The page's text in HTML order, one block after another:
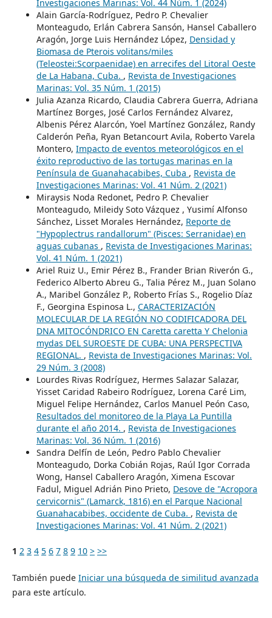
Investigaciones Marinas: Vol. 44 Núm. 1 (2024)
Alain García-Rodríguez, Pedro P. Chevalier
Monteagudo, Erlán Cabrera Sansón, Hansel Caballero
Aragón, Jorge Luis Hernández López, Densidad y
Biomasa de Pterois volitans/miles
(Teleostei:Scorpaenidae) en arrecifes del Litoral Oeste
de La Habana, Cuba. , Revista de Investigaciones
Marinas: Vol. 35 Núm. 1 (2015)
Julia Azanza Ricardo, Claudia Cabrera Guerra, Adriana
Martínez Borges, José Carlos Fernández Alvarez,
Albenis Pérez Alarcón, Yoel Martínez González, Randy
Calderón Peña, Ryan Betancourt Avila, Roberto Varela
Montero, Impacto de eventos meteorológicos en el
éxito reproductivo de las tortugas marinas en la
Península de Guanahacabibes, Cuba , Revista de
Investigaciones Marinas: Vol. 41 Núm. 2 (2021)
Miraysis Noda Redonet, Pedro P. Chevalier
Monteagudo, Mileidy Soto Vázquez , Yusimí Alfonso
Sánchez, Lisset Morales Hernández, Reporte de
"Hypoplectrus randallorum" (Pisces: Serranidae) en
aguas cubanas , Revista de Investigaciones Marinas:
Vol. 41 Núm. 1 (2021)
Ariel Ruiz U., Emir Pérez B., Frander Brian Riverón G.,
Federico Alberto Abreu G., Talia Pérez M., Juan Solano
A., Maribel González P., Roberto Frías S., Rogelio Díaz
F., Georgina Espinosa L., CARACTERIZACIÓN
MOLECULAR DE LA REGIÓN NO CODIFICADORA DEL
DNA MITOCÓNDRICO EN Caretta caretta Y Chelonia
mydas DEL SUROESTE DE CUBA: UNA PERSPECTIVA
REGIONAL. , Revista de Investigaciones Marinas: Vol.
29 Núm. 3 (2008)
Lourdes Rivas Rodríguez, Hermes Salazar Salazar,
Yisset Caridad Rabeiro Rodríguez, Lorena Caré Lim,
Miguel Felipe Hernández, Carlos Manuel Peón Caso,
Resultados del monitoreo de la Playa La Puntilla
durante el año 2014. , Revista de Investigaciones
Marinas: Vol. 36 Núm. 1 (2016)
Sandra Delfín de León, Pedro Pablo Chevalier
Monteagudo, Dorka Cobián Rojas, Raúl Igor Corrada
Wong, Hansel Caballero Aragón, Ximena Escovar
Fadul, Miguel Adrián Pino Prieto, Desove de "Acropora
cervicornis" (Lamarck, 1816) en el Parque Nacional
Guanahacabibes, occidente de Cuba. , Revista de
Investigaciones Marinas: Vol. 41 Núm. 2 (2021)
1 2 3 4 5 6 7 8 9 10 > >>
También puede Iniciar una búsqueda de similitud avanzada
para este artículo.